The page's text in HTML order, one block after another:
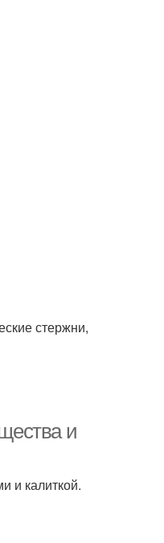
стержни,
и
и калиткой.